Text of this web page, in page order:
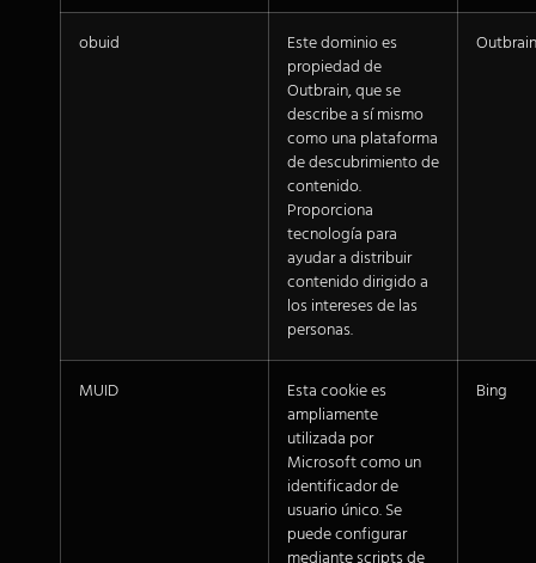
obuid
Este dominio es
propiedad de
Outbrain, que se
describe a sí mismo
como una plataforma
de descubrimiento de
contenido.
Proporciona
tecnología para
ayudar a distribuir
contenido dirigido a
los intereses de las
personas.
Outbrain
MUID
Esta cookie es
ampliamente
utilizada por
Microsoft como un
identificador de
usuario único. Se
puede configurar
mediante scripts de
Bing